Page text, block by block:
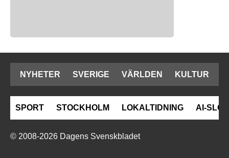
NYHETER SVERIGE VÄRLDEN KULTUR
SPORT STOCKHOLM LOKALTIDNING AI-SLOP
© 2008-2026 Dagens Svenskbladet